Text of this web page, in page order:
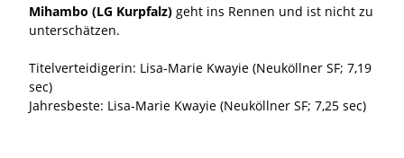
Mihambo (LG Kurpfalz) geht ins Rennen und ist nicht zu
unterschätzen.
Titelverteidigerin: Lisa-Marie Kwayie (Neuköllner SF; 7,19
sec)
Jahresbeste: Lisa-Marie Kwayie (Neuköllner SF; 7,25 sec)